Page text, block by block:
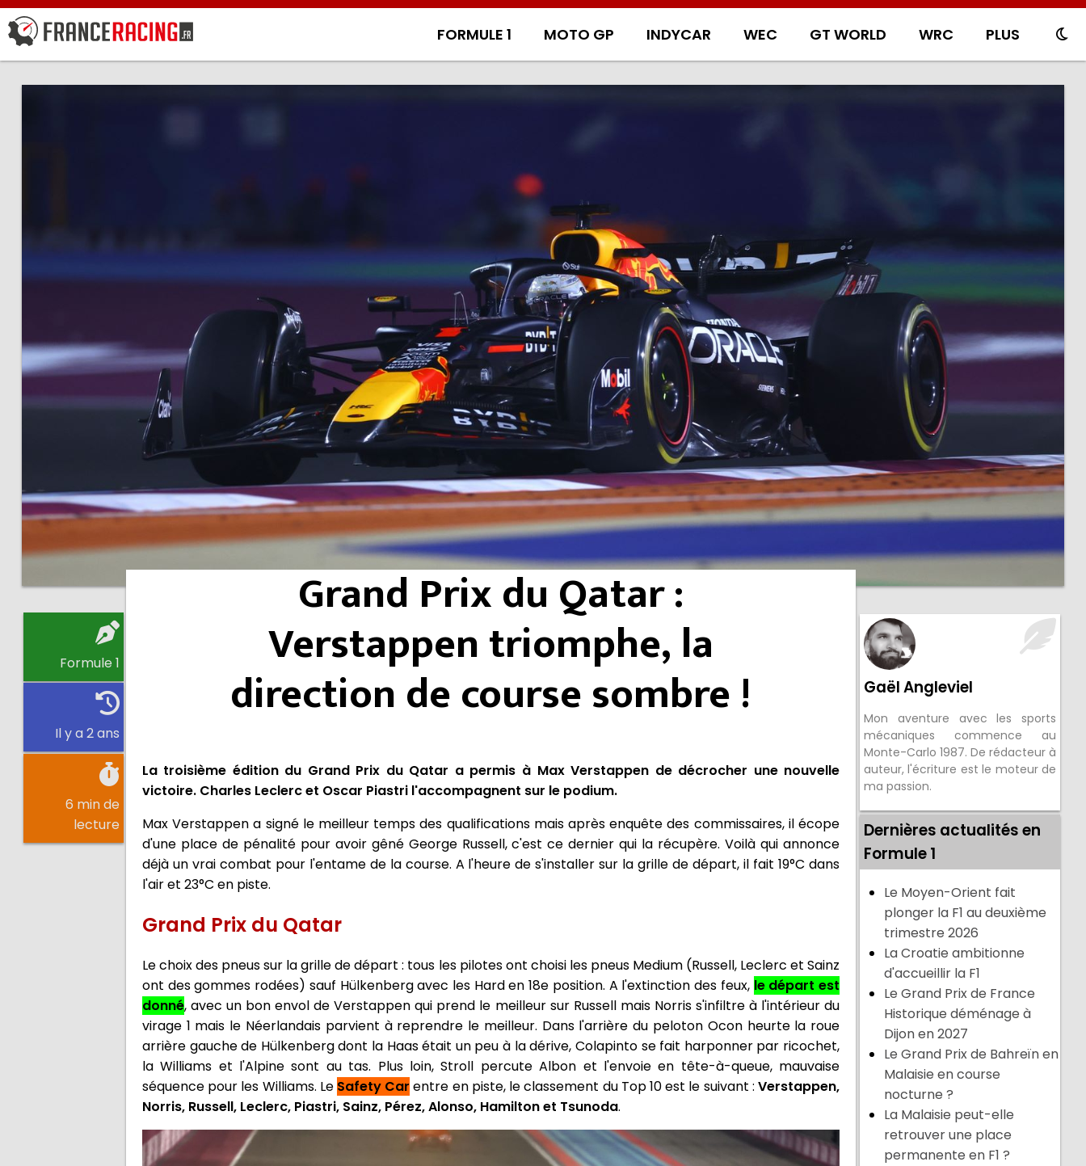
FORMULE 1 MOTO GP INDYCAR WEC GT WORLD WRC PLUS
Formule 1
Il y a 2 ans
6 min de
lecture
Grand Prix du Qatar :
Verstappen triomphe, la
direction de course sombre !
La troisième édition du Grand Prix du Qatar a permis à Max Verstappen de décrocher une nouvelle
victoire. Charles Leclerc et Oscar Piastri l'accompagnent sur le podium.
Max Verstappen a signé le meilleur temps des qualifications mais après enquête des commissaires, il écope
d'une place de pénalité pour avoir gêné George Russell, c'est ce dernier qui la récupère. Voilà qui annonce
déjà un vrai combat pour l'entame de la course. A l'heure de s'installer sur la grille de départ, il fait 19°C dans
l'air et 23°C en piste.
Grand Prix du Qatar
Le choix des pneus sur la grille de départ : tous les pilotes ont choisi les pneus Medium (Russell, Leclerc et Sainz
ont des gommes rodées) sauf Hülkenberg avec les Hard en 18e position. A l'extinction des feux, le départ est
donné, avec un bon envol de Verstappen qui prend le meilleur sur Russell mais Norris s'infiltre à l'intérieur du
virage 1 mais le Néerlandais parvient à reprendre le meilleur. Dans l'arrière du peloton Ocon heurte la roue
arrière gauche de Hülkenberg dont la Haas était un peu à la dérive, Colapinto se fait harponner par ricochet,
la Williams et l'Alpine sont au tas. Plus loin, Stroll percute Albon et l'envoie en tête-à-queue, mauvaise
séquence pour les Williams. Le Safety Car entre en piste, le classement du Top 10 est le suivant :Verstappen,
Norris, Russell, Leclerc, Piastri, Sainz, Pérez, Alonso, Hamilton et Tsunoda.
Gaël Angleviel
Mon aventure avec les sports
mécaniques commence au
Monte-Carlo 1987. De rédacteur à
auteur, l'écriture est le moteur de
ma passion.
Dernières actualités en
Formule 1
Le Moyen-Orient fait
plonger la F1 au deuxième
trimestre 2026
La Croatie ambitionne
d'accueillir la F1
Le Grand Prix de France
Historique déménage à
Dijon en 2027
Le Grand Prix de Bahreïn en
Malaisie en course
nocturne ?
La Malaisie peut-elle
retrouver une place
permanente en F1 ?